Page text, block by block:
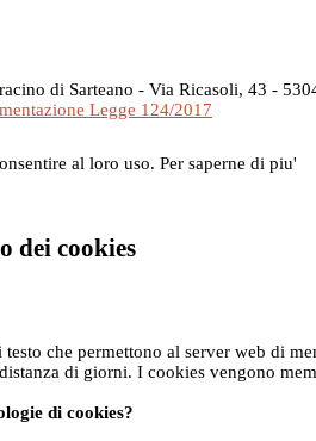
di Sarteano - Via Ricasoli, 43 -
Legge 124/2017
al loro uso. Per saperne di piu'
dei cookies
che permettono al server web di
di giorni. I cookies vengono
di cookies?